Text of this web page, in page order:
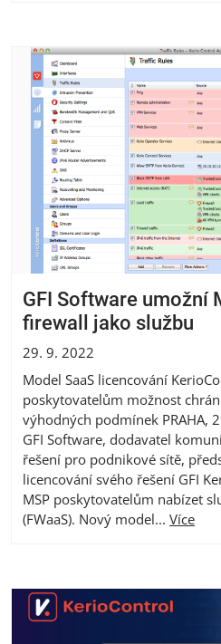
GFI Software umožní
firewall jako službu
29. 9. 2022
Model SaaS licencování
poskytovatelům možnost
výhodných podmínek PRAHA,
GFI Software, dodavatel
řešení pro podnikové sítě,
licencování svého řešení GFI
MSP poskytovatelům nabízet
(FWaaS). Nový model... Více